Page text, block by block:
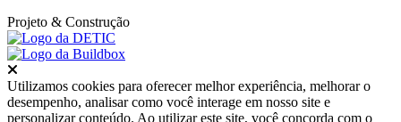
Projeto & Construção
Utilizamos cookies para oferecer melhor experiência, melhorar o
desempenho, analisar como você interage em nosso site e
personalizar conteúdo. Ao utilizar este site, você concorda com o